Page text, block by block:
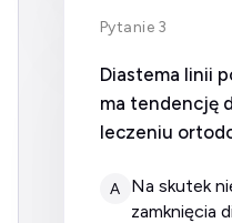
Pytanie 3
Diastema linii
ma tendencję
leczeniu
A
na skutek niedokładnego
zamknięcia